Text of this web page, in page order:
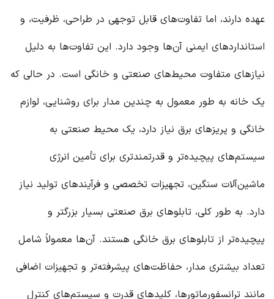
عهده دارند، اما تفاوت‌های قابل توجهی در طراحی، ظرفیت، و
استانداردهای ایمنی آن‌ها وجود دارد. این تفاوت‌ها به دلیل
نیازهای متفاوت محیط‌های صنعتی و خانگی است. در حالی که
یک خانه به طور معمول به چندین مدار برای روشنایی، لوازم
خانگی و پریزهای برق نیاز دارد، یک محیط صنعتی به
سیستم‌های پیچیده‌تر و قدرتمندتری برای تأمین انرژی
ماشین‌آلات سنگین، تجهیزات تخصصی و فرآیندهای تولید نیاز
دارد. به طور کلی، تابلوهای برق صنعتی بسیار بزرگتر و
پیچیده‌تر از تابلوهای برق خانگی هستند. آن‌ها معمولاً شامل
تعداد بیشتری مدار، حفاظت‌های پیشرفته‌تر و تجهیزات اضافی
مانند ترانسفورماتورها، کلیدهای قدرت و سیستم‌های کنترل